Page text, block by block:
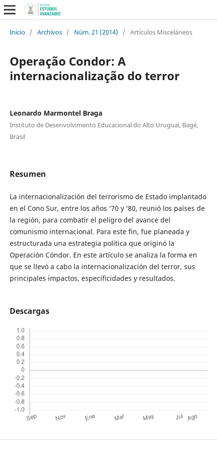
Inicio / Archivos / Núm. 21 (2014) / Artículos Misceláneos
Operação Condor: A
internacionalização do terror
Leonardo Marmontel Braga
Instituto de Desenvolvimento Educacional do Alto Uruguai, Bagé,
Brasil
Resumen
La internacionalización del terrorismo de Estado implantado
en el Cono Sur, entre los años ‘70 y ‘80, reunió los países de
la región, para combatir el peligro del avance del
comunismo internacional. Para este fin, fue planeada y
estructurada una estrategia política que originó la
Operación Cóndor. En este artículo se analiza la forma en
que se llevó a cabo la internacionalización del terror, sus
principales impactos, especificidades y resultados.
Descargas